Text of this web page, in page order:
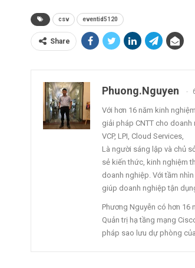
csv eventid5120
Share
Phuong.nguyen
Với hơn 16 năm kinh
giải pháp CNTT cho doanh
VCP, LPI, Cloud Services,
Là người sáng lập và chủ
sẻ kiến thức, kinh nghiệm
doanh nghiệp. Với tầm
giúp doanh nghiệp tận
Phương Nguyễn có hơn 16
Quản trị hạ tầng mạng
pháp sao lưu dự phòng